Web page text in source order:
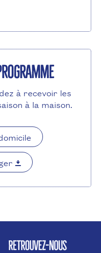
à recevoir les
à la maison.
RETROUVEZ-NOUS